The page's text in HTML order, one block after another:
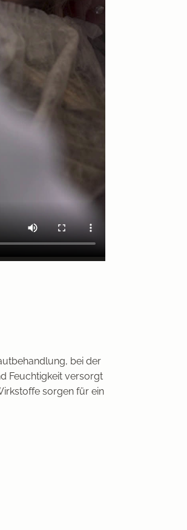
bei der
Feuchtigkeit versorgt
sorgen für ein